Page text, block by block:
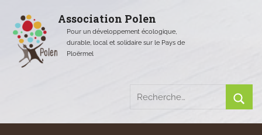
contenu
Association Polen
Pour un développement écologique,
durable, local et solidaire sur le Pays de
Ploërmel
Recherche
: